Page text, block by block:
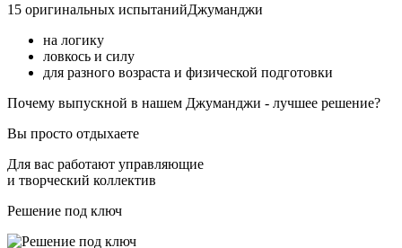
15 оригинальных испытанийДжуманджи
на логику
ловкось и силу
для разного возраста и физической подготовки
Почему выпускной в нашем Джуманджи - лучшее решение?
Вы просто отдыхаете
Для вас работают управляющие
и творческий коллектив
Решение под ключ